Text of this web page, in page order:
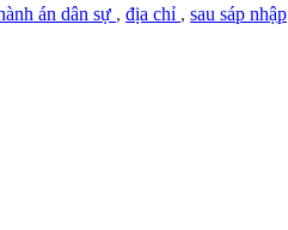
án dân sự , địa chỉ , sau sáp nhập